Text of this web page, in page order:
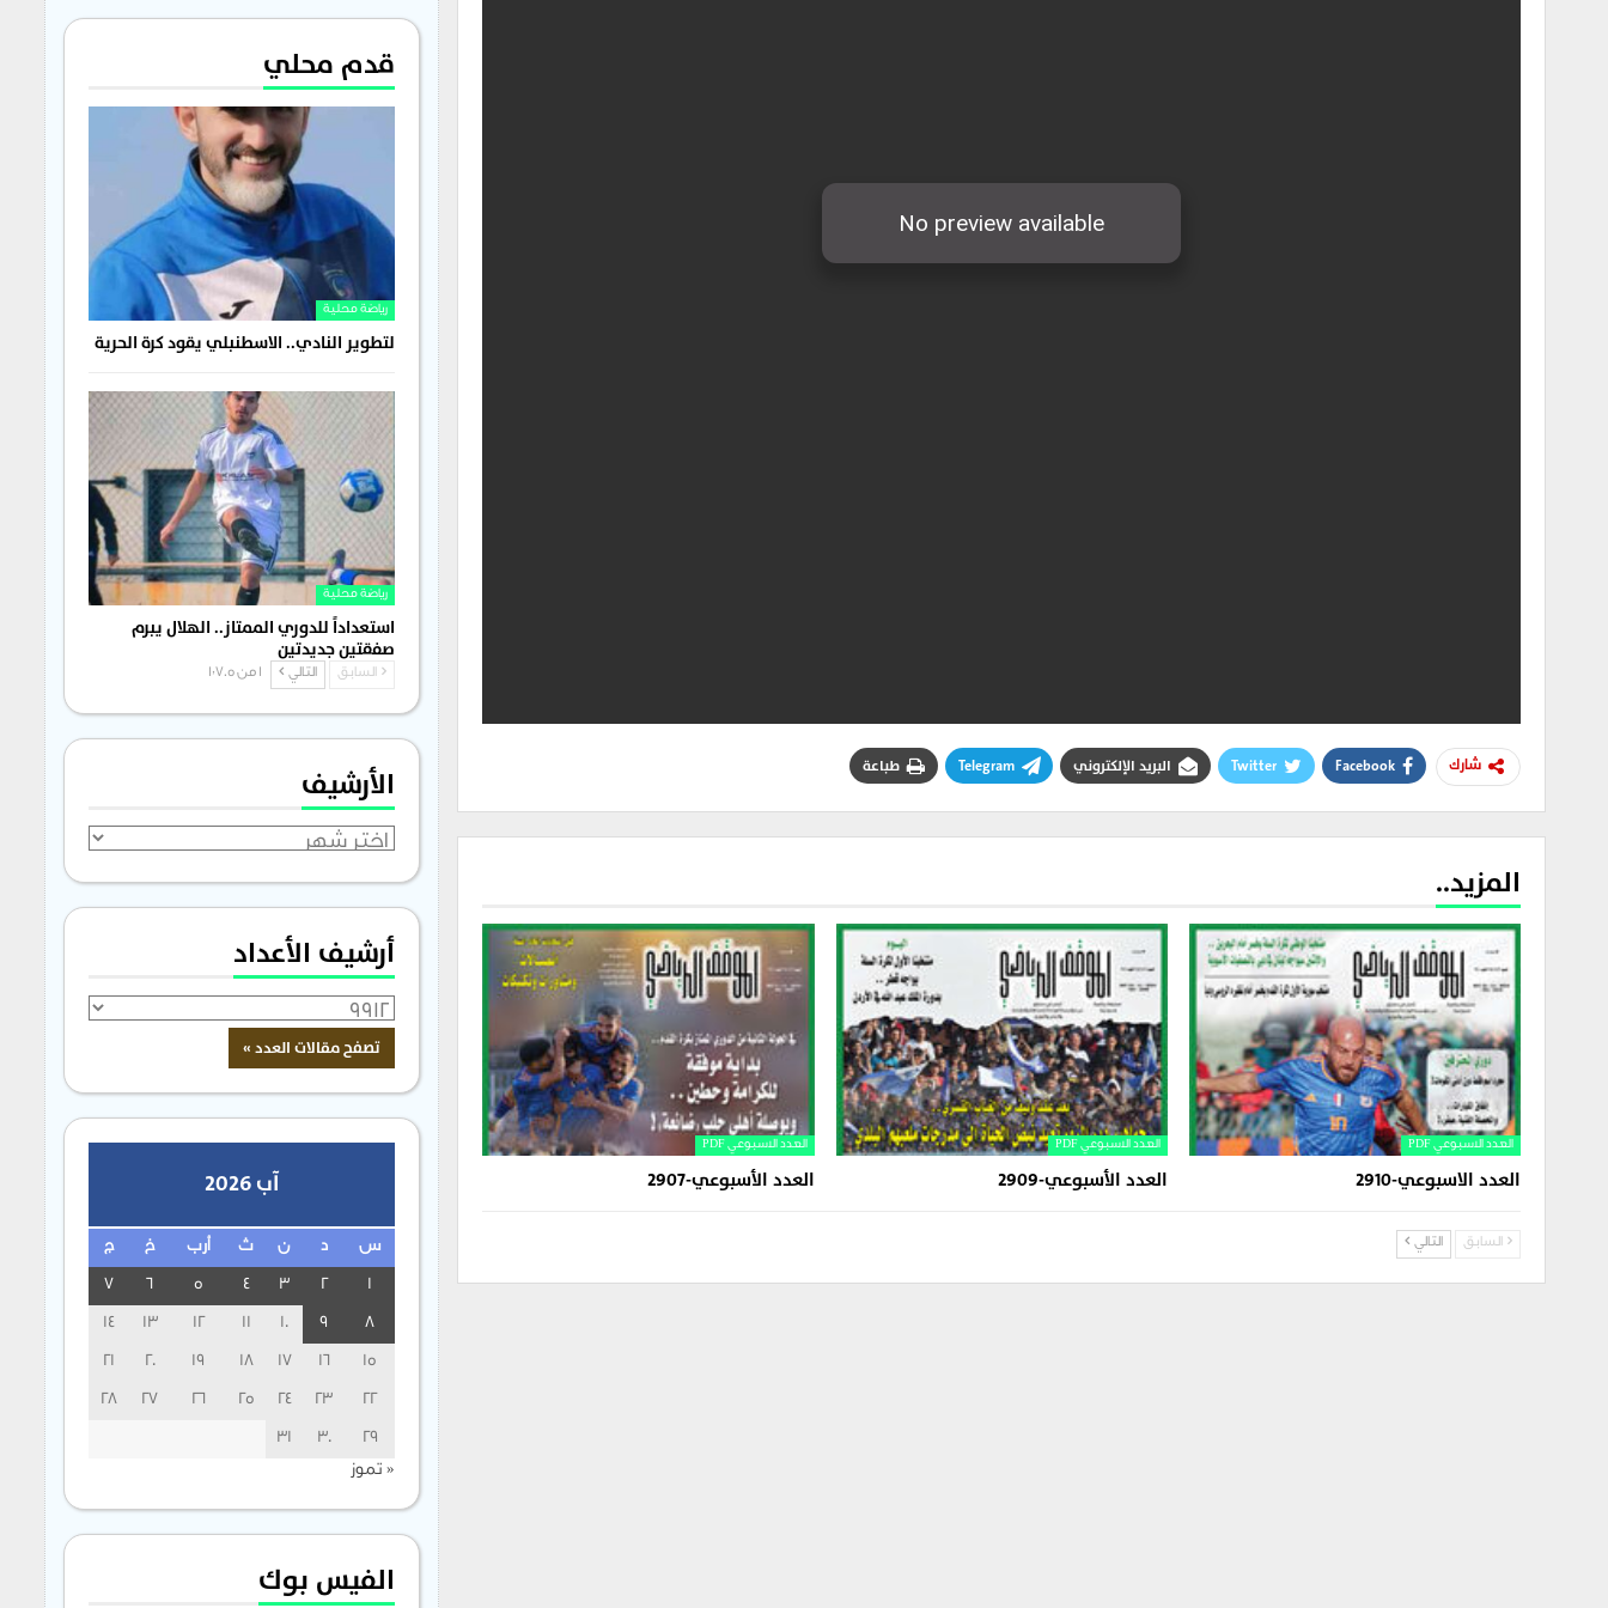
شارك Facebook
Twitter البريد الإلكتروني Telegram طباعة
المزيد..
العدد الاسبوعي PDF
العدد الاسبوعي-2910
العدد الاسبوعي PDF
العدد الأسبوعي-2909
العدد الاسبوعي PDF
العدد الأسبوعي-2907
السابق التالي
قدم محلي
رياضة محلية
لتطوير النادي.. الاسطنبلي يقود كرة الحرية
رياضة محلية
استعداداً للدوري الممتاز.. الهلال يبرم
صفقتين جديدتين
السابق التالي 1 من 1٬705
الأرشيف
الأرشيف
أرشيف الأعداد
آب 2026
س د ن ث أرب خ ج
1
2
3
4
5
6
7
8
9
10
11
12
13
14
15
16
17
18
19
20
21
22
23
24
25
26
27
28
29
30
31
« تموز
الفيس بوك